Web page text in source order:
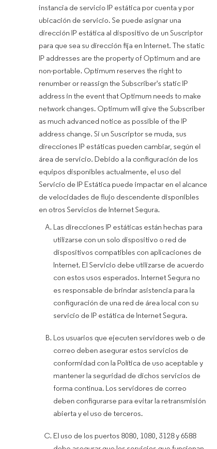
instancia de servicio IP estática por cuenta y por
ubicación de servicio. Se puede asignar una
dirección IP estática al dispositivo de un Suscriptor
para que sea su dirección fija en Internet. The static
IP addresses are the property of Optimum and are
non-portable. Optimum reserves the right to
renumber or reassign the Subscriber's static IP
address in the event that Optimum needs to make
network changes. Optimum will give the Subscriber
as much advanced notice as possible of the IP
address change. Si un Suscriptor se muda, sus
direcciones IP estáticas pueden cambiar, según el
área de servicio. Debido a la configuración de los
equipos disponibles actualmente, el uso del
Servicio de IP Estática puede impactar en el alcance
de velocidades de flujo descendente disponibles
en otros Servicios de Internet Segura.
Las direcciones IP estáticas están hechas para
utilizarse con un solo dispositivo o red de
dispositivos compatibles con aplicaciones de
Internet. El Servicio debe utilizarse de acuerdo
con estos usos esperados. Internet Segura no
es responsable de brindar asistencia para la
configuración de una red de área local con su
servicio de IP estática de Internet Segura.
Los usuarios que ejecuten servidores web o de
correo deben asegurar estos servicios de
conformidad con la Política de uso aceptable y
mantener la seguridad de dichos servicios de
forma continua. Los servidores de correo
deben configurarse para evitar la retransmisión
abierta y el uso de terceros.
El uso de los puertos 8080, 1080, 3128 y 6588